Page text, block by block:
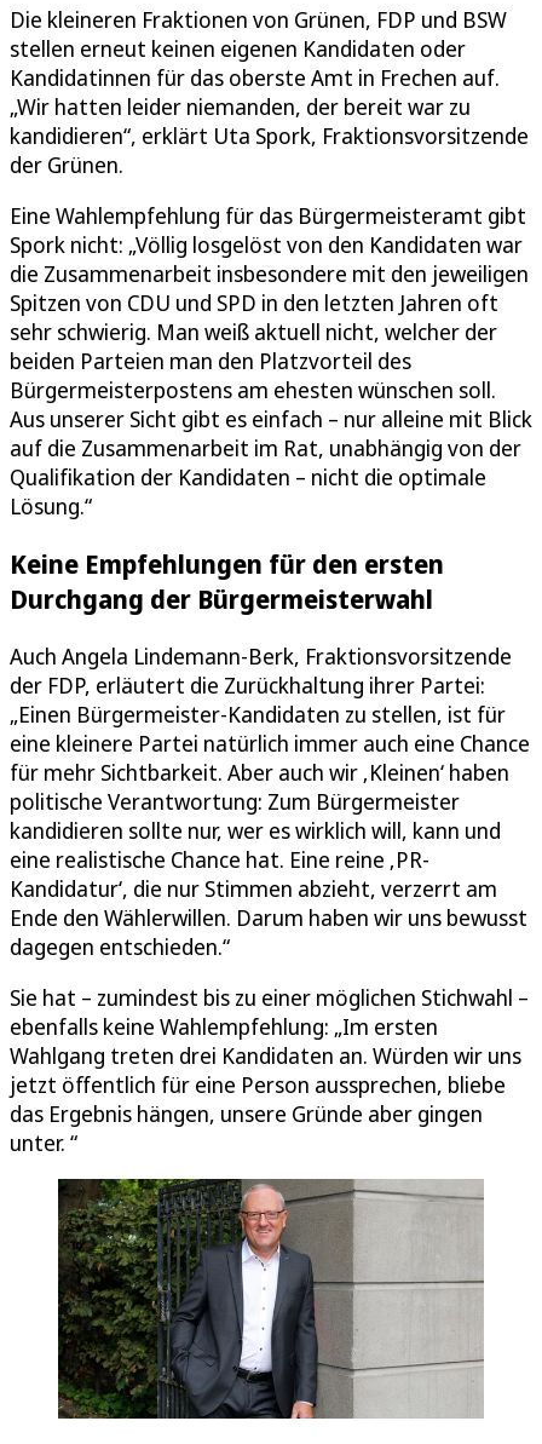
Die kleineren Fraktionen von Grünen, FDP und BSW
stellen erneut keinen eigenen Kandidaten oder
Kandidatinnen für das oberste Amt in Frechen auf.
„Wir hatten leider niemanden, der bereit war zu
kandidieren“, erklärt Uta Spork, Fraktionsvorsitzende
der Grünen.
Eine Wahlempfehlung für das Bürgermeisteramt gibt
Spork nicht: „Völlig losgelöst von den Kandidaten war
die Zusammenarbeit insbesondere mit den jeweiligen
Spitzen von CDU und SPD in den letzten Jahren oft
sehr schwierig. Man weiß aktuell nicht, welcher der
beiden Parteien man den Platzvorteil des
Bürgermeisterpostens am ehesten wünschen soll.
Aus unserer Sicht gibt es einfach – nur alleine mit Blick
auf die Zusammenarbeit im Rat, unabhängig von der
Qualifikation der Kandidaten – nicht die optimale
Lösung.“
Keine Empfehlungen für den ersten
Durchgang der Bürgermeisterwahl
Auch Angela Lindemann-Berk, Fraktionsvorsitzende
der FDP, erläutert die Zurückhaltung ihrer Partei:
„Einen Bürgermeister-Kandidaten zu stellen, ist für
eine kleinere Partei natürlich immer auch eine Chance
für mehr Sichtbarkeit. Aber auch wir ‚Kleinen‘ haben
politische Verantwortung: Zum Bürgermeister
kandidieren sollte nur, wer es wirklich will, kann und
eine realistische Chance hat. Eine reine ‚PR-
Kandidatur‘, die nur Stimmen abzieht, verzerrt am
Ende den Wählerwillen. Darum haben wir uns bewusst
dagegen entschieden.“
Sie hat – zumindest bis zu einer möglichen Stichwahl –
ebenfalls keine Wahlempfehlung: „Im ersten
Wahlgang treten drei Kandidaten an. Würden wir uns
jetzt öffentlich für eine Person aussprechen, bliebe
das Ergebnis hängen, unsere Gründe aber gingen
unter. “